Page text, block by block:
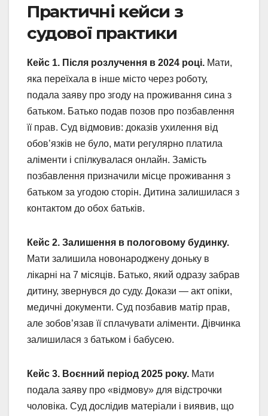
Практичні кейси з
судової практики
Кейс 1. Після розлучення в 2024 році. Мати,
яка переїхала в інше місто через роботу,
подала заяву про згоду на проживання сина з
батьком. Батько подав позов про позбавлення
її прав. Суд відмовив: доказів ухилення від
обов’язків не було, мати регулярно платила
аліменти і спілкувалася онлайн. Замість
позбавлення призначили місце проживання з
батьком за угодою сторін. Дитина залишилася з
контактом до обох батьків.
Кейс 2. Залишення в пологовому будинку.
Мати залишила новонароджену доньку в
лікарні на 7 місяців. Батько, який одразу забрав
дитину, звернувся до суду. Докази — акт опіки,
медичні документи. Суд позбавив матір прав,
але зобов’язав її сплачувати аліменти. Дівчинка
залишилася з батьком і бабусею.
Кейс 3. Воєнний період 2025 року. Мати
подала заяву про «відмову» для відстрочки
чоловіка. Суд дослідив матеріали і виявив, що